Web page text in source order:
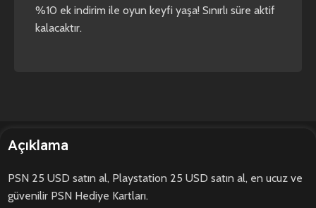
%10 ek indirim ile oyun keyfi yaşa! Sınırlı süre aktif
kalacaktır.
Açıklama
PSN 25 USD satın al, Playstation 25 USD satın al, en ucuz ve
güvenilir PSN Hediye Kartları.